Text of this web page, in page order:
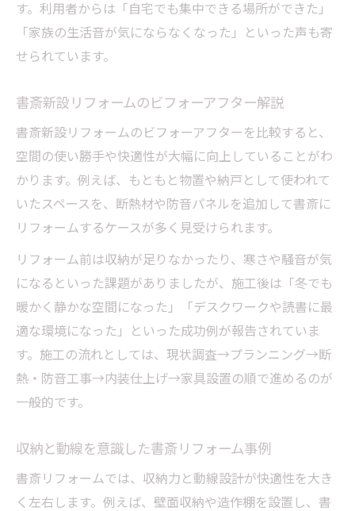
安心して任せる書斎リフォームの選び方
信頼できるリフォーム業者の見極め方
書斎リフォームで重視すべき打合せポイン
定
リフォーム見積もりの比較と注意点を解説
補助金を活用した賢い書斎リフォーム術
書斎リフォームで使える補助制度の活用法
工事前に知っておきたい申請条件を解説
補助金を最大限に活かすリフォーム計画
リフォーム費用を抑える補助金利用のコツ
自宅の書斎をリフォームで快適に楽しむコツ
リフォームで叶えるオンオフ切り替え可能
趣味空間としての書斎リフォーム活用術
家族と共存できる書斎リフォームの工夫
す。利用者からは「自宅でも集中できる場所ができた」
「家族の生活音が気にならなくなった」といった声も寄
せられています。
書斎新設リフォームのビフォーアフター解説
書斎新設リフォームのビフォーアフターを比較すると、
空間の使い勝手や快適性が大幅に向上していることがわ
かります。例えば、もともと物置や納戸として使われて
いたスペースを、断熱材や防音パネルを追加して書斎に
リフォームするケースが多く見受けられます。
リフォーム前は収納が足りなかったり、寒さや騒音が気
になるといった課題がありましたが、施工後は「冬でも
暖かく静かな空間になった」「デスクワークや読書に最
適な環境になった」といった成功例が報告されていま
す。施工の流れとしては、現状調査→プランニング→断
熱・防音工事→内装仕上げ→家具設置の順で進めるのが
一般的です。
収納と動線を意識した書斎リフォーム事例
書斎リフォームでは、収納力と動線設計が快適性を大き
く左右します。例えば、壁面収納や造作棚を設置し、書